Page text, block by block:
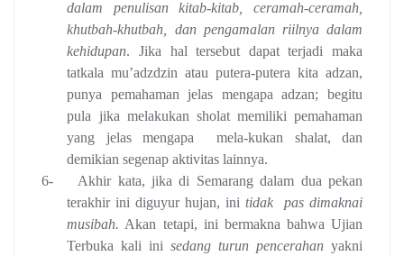
dalam penulisan kitab-kitab, ceramah-ceramah,
khutbah-khutbah, dan pengamalan riilnya dalam
kehidupan. Jika hal tersebut dapat terjadi maka
tatkala mu’adzdzin atau putera-putera kita adzan,
punya pemahaman jelas mengapa adzan; begitu
pula jika melakukan sholat memiliki pemahaman
yang jelas mengapa
mela-kukan shalat, dan
demikian segenap aktivitas lainnya.
6-
Akhir kata, jika di Semarang dalam dua pekan
terakhir ini diguyur hujan, initidak
pas dimaknai
musibah. Akan tetapi, ini bermakna bahwa Ujian
Terbuka kali inisedang turun pencerahan yakni